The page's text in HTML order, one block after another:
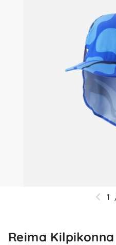
1
Reima